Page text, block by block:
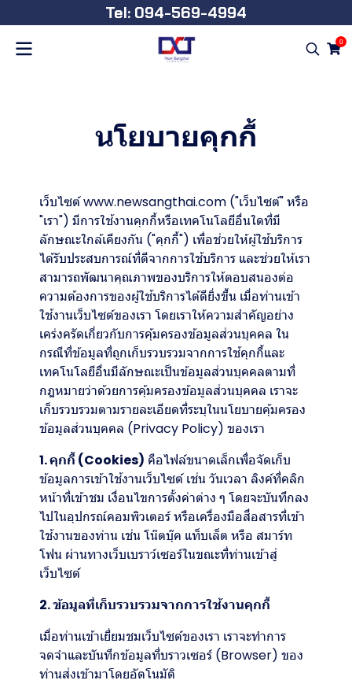
Tel: 094-569-4994
0
นโยบายคุกกี้
เว็บไซต์ www.newsangthai.com ("เว็บไซต์" หรือ
"เรา") มีการใช้งานคุกกี้หรือเทคโนโลยีอื่นใดที่มี
ลักษณะใกล้เคียงกัน ("คุกกี้") เพื่อช่วยให้ผู้ใช้บริการ
ได้รับประสบการณ์ที่ดีจากการใช้บริการ และช่วยให้เรา
สามารถพัฒนาคุณภาพของบริการให้ตอบสนองต่อ
ความต้องการของผู้ใช้บริการได้ดียิ่งขึ้น เมื่อท่านเข้า
ใช้งานเว็บไซต์ของเรา โดยเราให้ความสำคัญอย่าง
เคร่งครัดเกี่ยวกับการคุ้มครองข้อมูลส่วนบุคคล ใน
กรณีที่ข้อมูลที่ถูกเก็บรวบรวมจากการใช้คุกกี้และ
เทคโนโลยีอื่นมีลักษณะเป็นข้อมูลส่วนบุคคลตามที่
กฎหมายว่าด้วยการคุ้มครองข้อมูลส่วนบุคคล เราจะ
เก็บรวบรวมตามรายละเอียดที่ระบุในนโยบายคุ้มครอง
ข้อมูลส่วนบุคคล (Privacy Policy) ของเรา
1. คุกกี้ (Cookies) คือไฟล์ขนาดเล็กเพื่อจัดเก็บ
ข้อมูลการเข้าใช้งานเว็บไซต์ เช่น วันเวลา ลิงค์ที่คลิก
หน้าที่เข้าชม เงื่อนไขการตั้งค่าต่าง ๆ โดยจะบันทึกลง
ไปในอุปกรณ์คอมพิวเตอร์ หรือเครื่องมือสื่อสารที่เข้า
ใช้งานของท่าน เช่น โน๊ตบุ๊ค แท็บเล็ต หรือ สมาร์ท
โฟน ผ่านทางเว็บเบราว์เซอร์ในขณะที่ท่านเข้าสู่
เว็บไซต์
2. ข้อมูลที่เก็บรวบรวมจากการใช้งานคุกกี้
เมื่อท่านเข้าเยี่ยมชมเว็บไซต์ของเรา เราจะทำการ
จดจำและบันทึกข้อมูลที่บราวเซอร์ (Browser) ของ
ท่านส่งเข้ามาโดยอัตโนมัติ